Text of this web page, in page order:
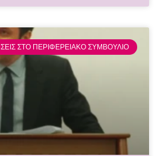
ΣΤΟ ΠΕΡΙΦΕΡΕΙΑΚΟ ΣΥΜΒΟΥΛΙΟ